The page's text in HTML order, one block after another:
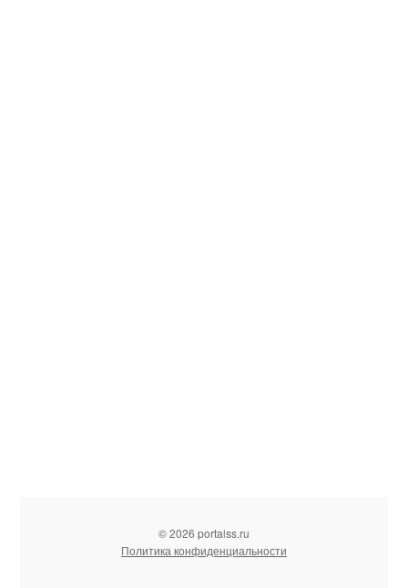
© 2026 portalss.ru
Политика конфиденциальности